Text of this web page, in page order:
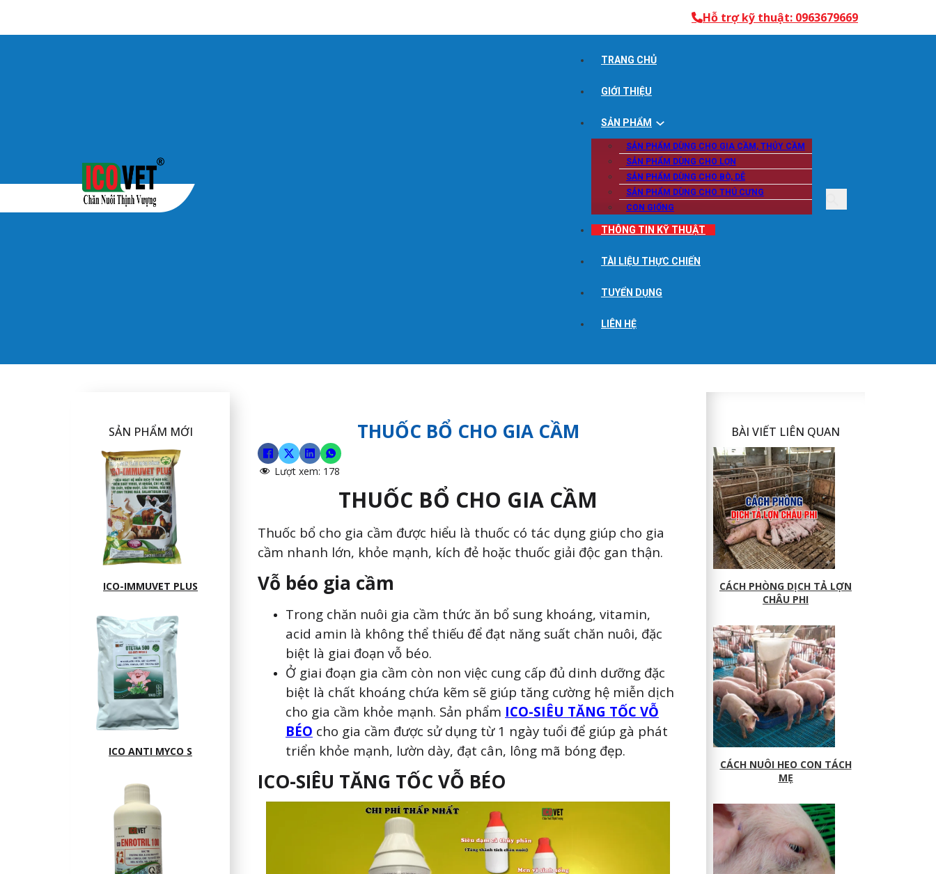
Hỗ trợ kỹ thuật: 0963679669
TRANG CHỦ
GIỚI THIỆU
SẢN PHẨM
SẢN PHẨM DÙNG CHO GIA CẦM, THỦY CẦM
SẢN PHẨM DÙNG CHO LỢN
SẢN PHẨM DÙNG CHO BÒ, DÊ
SẢN PHẨM DÙNG CHO THÚ CƯNG
CON GIỐNG
THÔNG TIN KỸ THUẬT
TÀI LIỆU THỰC CHIẾN
TUYỂN DỤNG
LIÊN HỆ
SẢN PHẨM MỚI
ICO-IMMUVET PLUS
ICO ANTI MYCO S
THUỐC BỔ CHO GIA CẦM
Lượt xem: 178
THUỐC BỔ CHO GIA CẦM
Thuốc bổ cho gia cầm được hiểu là thuốc có tác dụng giúp cho gia
cầm nhanh lớn, khỏe mạnh, kích đẻ hoặc thuốc giải độc gan thận.
Vỗ béo gia cầm
Trong chăn nuôi gia cầm thức ăn bổ sung khoáng, vitamin,
acid amin là không thể thiếu để đạt năng suất chăn nuôi, đặc
biệt là giai đoạn vỗ béo.
Ở giai đoạn gia cầm còn non việc cung cấp đủ dinh dưỡng đặc
biệt là chất khoáng chứa kẽm sẽ giúp tăng cường hệ miễn dịch
cho gia cầm khỏe mạnh. Sản phẩm ICO-SIÊU TĂNG TỐC VỖ
BÉO cho gia cầm được sử dụng từ 1 ngày tuổi để giúp gà phát
triển khỏe mạnh, lườn dày, đạt cân, lông mã bóng đẹp.
ICO-SIÊU TĂNG TỐC VỖ BÉO
BÀI VIẾT LIÊN QUAN
CÁCH PHÒNG DỊCH TẢ LỢN
CHÂU PHI
CÁCH NUÔI HEO CON TÁCH
MẸ